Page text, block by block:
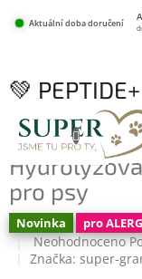
Aktuální doba doručení
💚
podporu
pro psy
Novinka pro
Průměrné
hodnocení
Neohodnoceno
Značka: super-